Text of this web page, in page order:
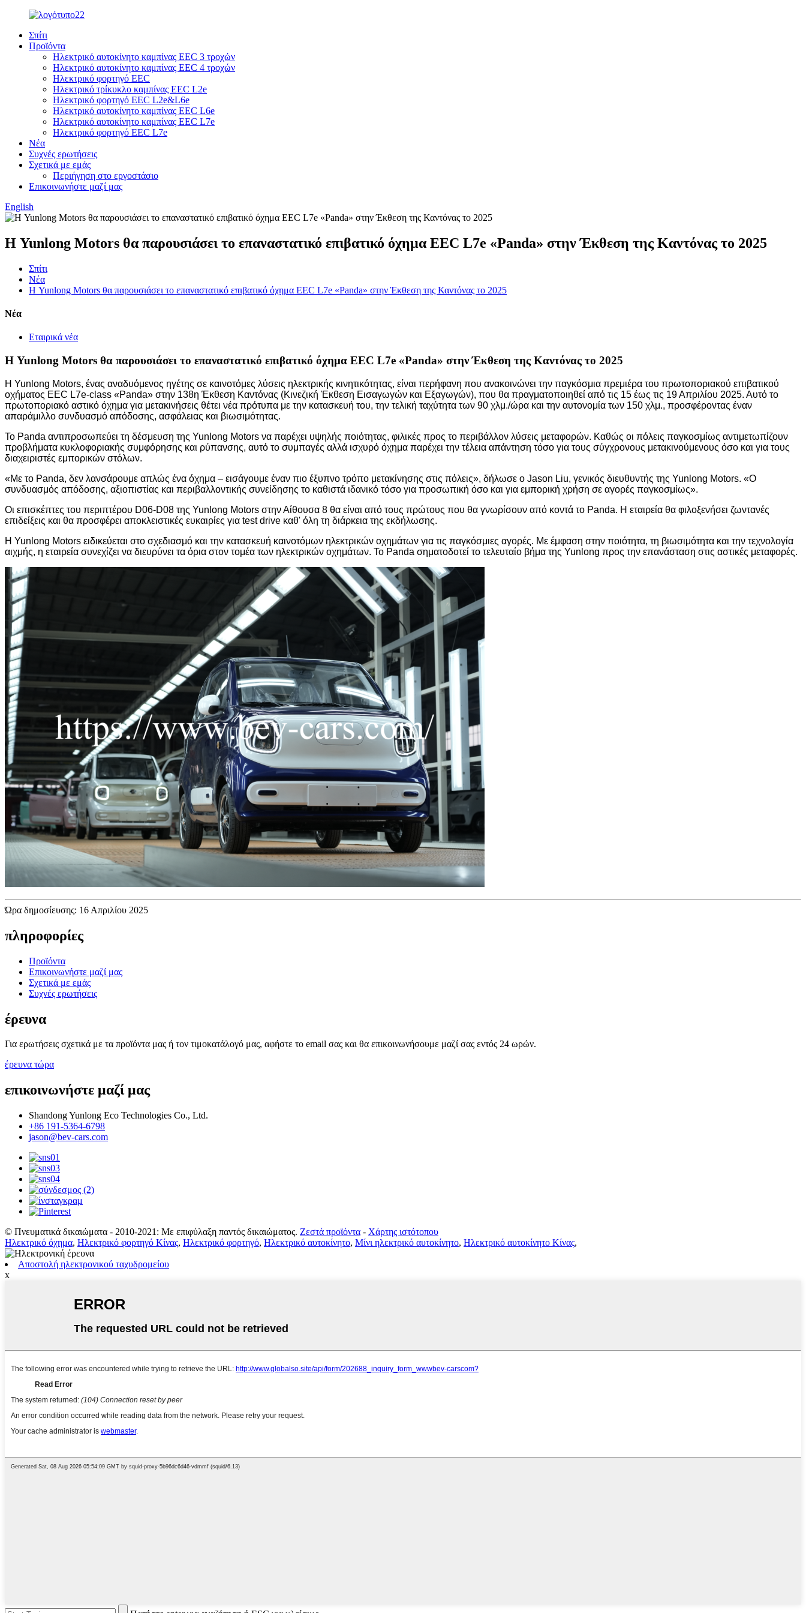
Σπίτι
Προϊόντα
Ηλεκτρικό αυτοκίνητο καμπίνας EEC 3 τροχών
Ηλεκτρικό αυτοκίνητο καμπίνας EEC 4 τροχών
Ηλεκτρικό φορτηγό EEC
Ηλεκτρικό τρίκυκλο καμπίνας EEC L2e
Ηλεκτρικό φορτηγό EEC L2e&L6e
Ηλεκτρικό αυτοκίνητο καμπίνας EEC L6e
Ηλεκτρικό αυτοκίνητο καμπίνας EEC L7e
Ηλεκτρικό φορτηγό EEC L7e
Νέα
Συχνές ερωτήσεις
Σχετικά με εμάς
Περιήγηση στο εργοστάσιο
Επικοινωνήστε μαζί μας
English
Η Yunlong Motors θα παρουσιάσει το επαναστατικό επιβατικό όχημα EEC L7e «Panda» στην Έκθεση της Καντόνας το 2025
Σπίτι
Νέα
Η Yunlong Motors θα παρουσιάσει το επαναστατικό επιβατικό όχημα EEC L7e «Panda» στην Έκθεση της Καντόνας το 2025
Νέα
Εταιρικά νέα
Η Yunlong Motors θα παρουσιάσει το επαναστατικό επιβατικό όχημα EEC L7e «Panda» στην Έκθεση της Καντόνας το 2025
Η Yunlong Motors, ένας αναδυόμενος ηγέτης σε καινοτόμες λύσεις ηλεκτρικής κινητικότητας, είναι περήφανη που ανακοινώνει την παγκόσμια πρεμιέρα του πρωτοποριακού επιβατικού
οχήματος EEC L7e-class «Panda» στην 138η Έκθεση Καντόνας (Κινεζική Έκθεση Εισαγωγών και Εξαγωγών), που θα πραγματοποιηθεί από τις 15 έως τις 19 Απριλίου 2025. Αυτό το
πρωτοποριακό αστικό όχημα για μετακινήσεις θέτει νέα πρότυπα με την κατασκευή του, την τελική ταχύτητα των 90 χλμ./ώρα και την αυτονομία των 150 χλμ., προσφέροντας έναν
απαράμιλλο συνδυασμό απόδοσης, ασφάλειας και βιωσιμότητας.
Το Panda αντιπροσωπεύει τη δέσμευση της Yunlong Motors να παρέχει υψηλής ποιότητας, φιλικές προς το περιβάλλον λύσεις μεταφορών. Καθώς οι πόλεις παγκοσμίως αντιμετωπίζουν
προβλήματα κυκλοφοριακής συμφόρησης και ρύπανσης, αυτό το συμπαγές αλλά ισχυρό όχημα παρέχει την τέλεια απάντηση τόσο για τους σύγχρονους μετακινούμενους όσο και για τους
διαχειριστές εμπορικών στόλων.
«Με το Panda, δεν λανσάρουμε απλώς ένα όχημα – εισάγουμε έναν πιο έξυπνο τρόπο μετακίνησης στις πόλεις», δήλωσε ο Jason Liu, γενικός διευθυντής της Yunlong Motors. «Ο
συνδυασμός απόδοσης, αξιοπιστίας και περιβαλλοντικής συνείδησης το καθιστά ιδανικό τόσο για προσωπική όσο και για εμπορική χρήση σε αγορές παγκοσμίως».
Οι επισκέπτες του περιπτέρου D06-D08 της Yunlong Motors στην Αίθουσα 8 θα είναι από τους πρώτους που θα γνωρίσουν από κοντά το Panda. Η εταιρεία θα φιλοξενήσει ζωντανές
επιδείξεις και θα προσφέρει αποκλειστικές ευκαιρίες για test drive καθ' όλη τη διάρκεια της εκδήλωσης.
Η Yunlong Motors ειδικεύεται στο σχεδιασμό και την κατασκευή καινοτόμων ηλεκτρικών οχημάτων για τις παγκόσμιες αγορές. Με έμφαση στην ποιότητα, τη βιωσιμότητα και την τεχνολογία
αιχμής, η εταιρεία συνεχίζει να διευρύνει τα όρια στον τομέα των ηλεκτρικών οχημάτων. Το Panda σηματοδοτεί το τελευταίο βήμα της Yunlong προς την επανάσταση στις αστικές μεταφορές.
Ώρα δημοσίευσης: 16 Απριλίου 2025
πληροφορίες
Προϊόντα
Επικοινωνήστε μαζί μας
Σχετικά με εμάς
Συχνές ερωτήσεις
έρευνα
Για ερωτήσεις σχετικά με τα προϊόντα μας ή τον τιμοκατάλογό μας, αφήστε το email σας και θα επικοινωνήσουμε μαζί σας εντός 24 ωρών.
έρευνα τώρα
επικοινωνήστε μαζί μας
Shandong Yunlong Eco Technologies Co., Ltd.
+86 191-5364-6798
jason@bev-cars.com
© Πνευματικά δικαιώματα - 2010-2021: Με επιφύλαξη παντός δικαιώματος. Ζεστά προϊόντα - Χάρτης ιστότοπου
Ηλεκτρικό όχημα, Ηλεκτρικό φορτηγό Κίνας, Ηλεκτρικό φορτηγό, Ηλεκτρικό αυτοκίνητο, Μίνι ηλεκτρικό αυτοκίνητο, Ηλεκτρικό αυτοκίνητο Κίνας,
Αποστολή ηλεκτρονικού ταχυδρομείου
x